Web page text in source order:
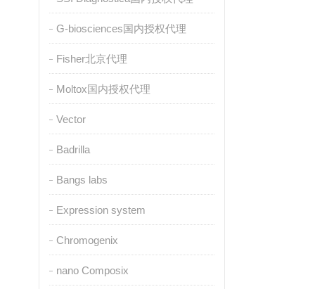
G-biosciences国内授权代理
Fisher北京代理
Moltox国内授权代理
Vector
Badrilla
Bangs labs
Expression system
Chromogenix
nano Composix